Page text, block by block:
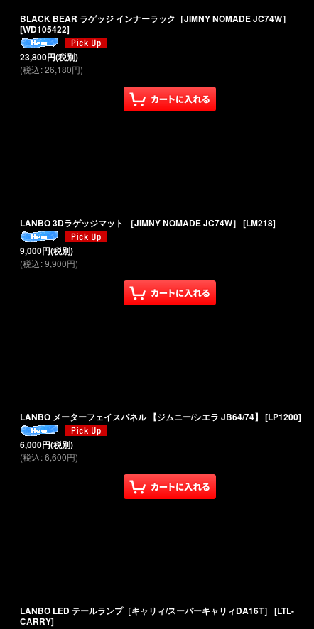
BLACK BEAR ラゲッジ インナーラック［JIMNY NOMADE JC74W］
[WD105422]
23,800円(税別)
(税込:26,180円)
LANBO 3Dラゲッジマット ［JIMNY NOMADE JC74W］ [LM218]
9,000円(税別)
(税込:9,900円)
LANBO メーターフェイスパネル 【ジムニー/シエラ JB64/74】 [LP1200]
6,000円(税別)
(税込:6,600円)
LANBO LED テールランプ［キャリィ/スーパーキャリィDA16T］ [LTL-
CARRY]